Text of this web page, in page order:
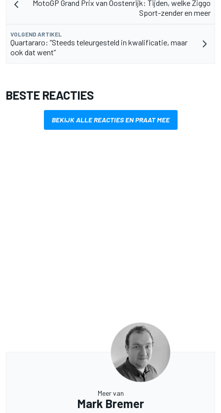
MotoGP Grand Prix van Oostenrijk: Tijden, welke Ziggo
Sport-zender en meer
VOLGEND ARTIKEL
Quartararo: “Steeds teleurgesteld in kwalificatie, maar
ook dat went”
BESTE REACTIES
BEKIJK ALLE REACTIES EN PRAAT MEE
Meer van
Mark Bremer